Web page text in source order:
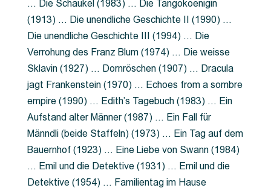
… Die Schaukel (1983) … Die Tangokoenigin
(1913) … Die unendliche Geschichte II (1990) …
Die unendliche Geschichte III (1994) … Die
Verrohung des Franz Blum (1974) … Die weisse
Sklavin (1927) … Dornröschen (1907) … Dracula
jagt Frankenstein (1970) … Echoes from a sombre
empire (1990) … Edith’s Tagebuch (1983) … Ein
Aufstand alter Männer (1987) … Ein Fall für
Männdli (beide Staffeln) (1973) … Ein Tag auf dem
Bauernhof (1923) … Eine Liebe von Swann (1984)
… Emil und die Detektive (1931) … Emil und die
Detektive (1954) … Familientag im Hause